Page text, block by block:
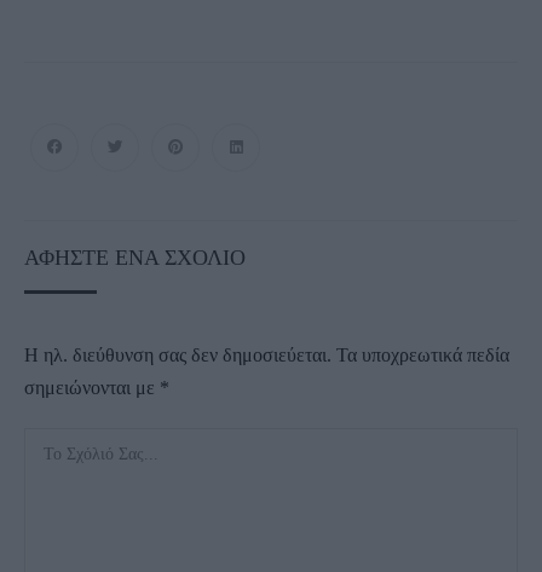
ΑΦΉΣΤΕ ΈΝΑ ΣΧΌΛΙΟ
Η ηλ. διεύθυνση σας δεν δημοσιεύεται. Τα υποχρεωτικά πεδία
σημειώνονται με *